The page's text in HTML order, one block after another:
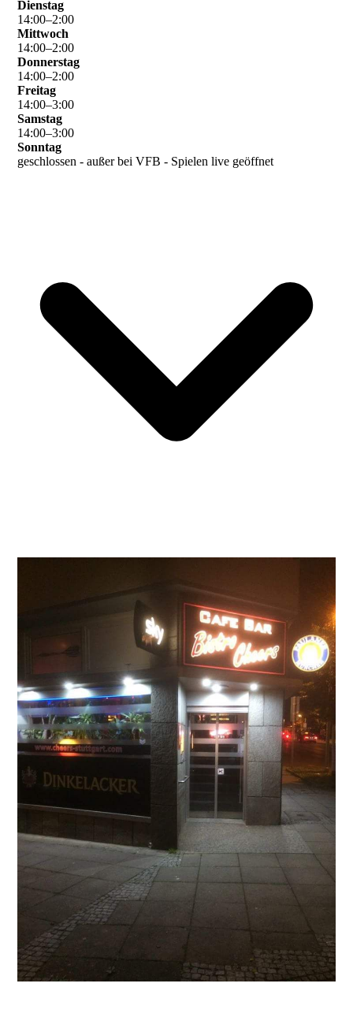
Dienstag
14:00–2:00
Mittwoch
14:00–2:00
Donnerstag
14:00–2:00
Freitag
14:00–3:00
Samstag
14:00–3:00
Sonntag
geschlossen - außer bei VFB - Spielen live geöffnet